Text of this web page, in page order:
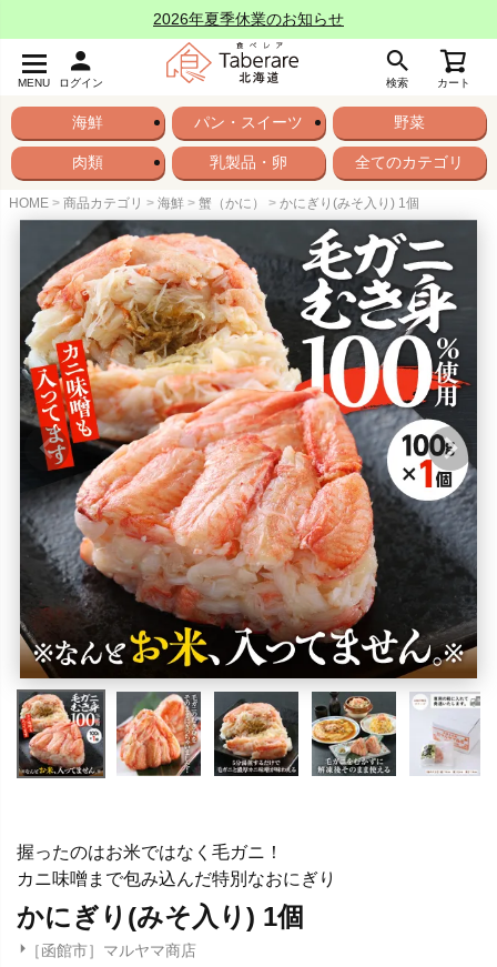
2026年夏季休業のお知らせ
MENU ログイン 検索 カート
海鮮 パン・スイーツ 野菜
肉類 乳製品・卵 全てのカテゴリ
HOME 商品カテゴリ 海鮮 蟹（かに） かにぎり(みそ入り) 1個
握ったのはお米ではなく毛ガニ！
カニ味噌まで包み込んだ特別なおにぎり
かにぎり(みそ入り) 1個
［函館市］マルヤマ商店